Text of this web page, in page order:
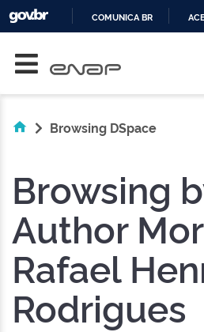
COMUNICA BR
Browsing DSpace
Browsing
Author
Rafael
Rodrigues